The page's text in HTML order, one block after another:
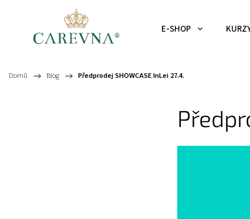
E-SHOP
Domů / Blog / Předprodej SHOWCASE InLei 27.4.